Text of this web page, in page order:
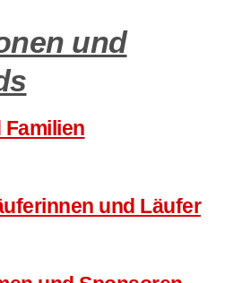
und
und Läufer